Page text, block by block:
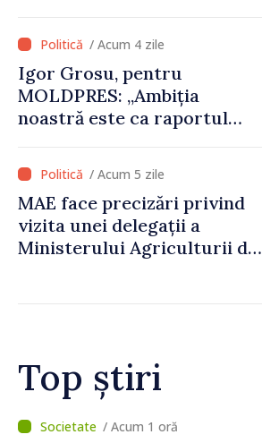
alegerea. Ne-am alăturat
Ucrainei”/ Acum 4 zile
Igor Grosu, pentru
MOLDPRES: „Ambiția
noastră este ca raportul
an să fie și mai bun”
/ Acum 5 zile
MAE face precizări privind
vizita unei delegații a
Ministerului Agriculturii din
Top știri
/ Acum 2 ore